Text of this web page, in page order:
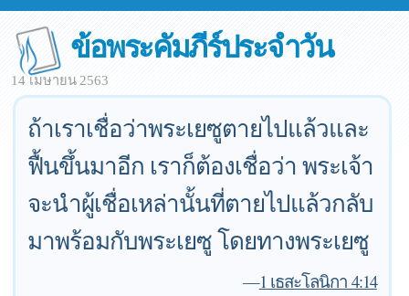
ข้อพระคัมภีร์ประจำวัน
14 เมษายน 2563
ถ้าเราเชื่อว่าพระเยซูตายไปแล้วและ
ฟื้นขึ้นมาอีก เราก็ต้องเชื่อว่า พระเจ้า
จะนำผู้เชื่อเหล่านั้นที่ตายไปแล้วกลับ
มาพร้อมกับพระเยซู โดยทางพระเยซู
—1 เธสะโลนิกา 4:14